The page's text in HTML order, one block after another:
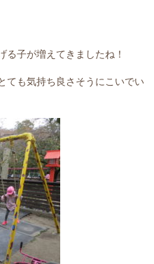
る子が増えてきましたね！
ても気持ち良さそうにこいでい